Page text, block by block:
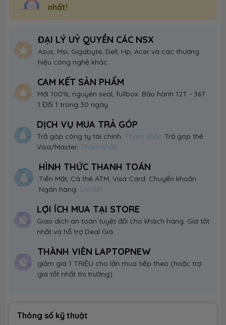
nhất!
ĐẠI LÝ UỶ QUYỀN CÁC NSX
Asus, Msi, Gigabyte, Dell, Hp, Acer và các thương
hiệu công nghệ khác.
CAM KẾT SẢN PHẨM
Mới 100%, nguyên seal, fullbox. Bảo hành 12T - 36T.
1 Đổi 1 trong 30 ngày
DỊCH VỤ MUA TRẢ GÓP
Trả góp công ty tài chính. Tham khảoTrả góp thẻ
Visa/Master. Tham khảo
HÌNH THỨC THANH TOÁN
Tiền Mặt, Cà thẻ ATM, Visa Card. Chuyển khoản
Ngân hàng. Chi tiết
LỢI ÍCH MUA TẠI STORE
Giao dịch an toàn tuyệt đối cho khách hàng. Giá tốt
nhất và hỗ trợ Deal Giá.
THÀNH VIÊN LAPTOPNEW
giảm giá 1 TRIỆU cho lần mua tiếp theo (hoặc trợ
giá tốt nhất thị trường)
Thông số kỹ thuật